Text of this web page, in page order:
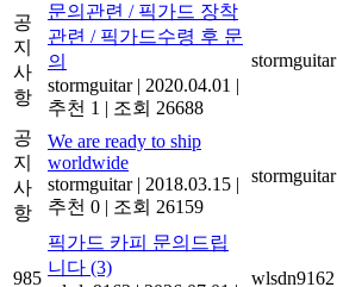
공
지
사
항
문의관련 / 픽가드 장착
관련 / 픽가드수령 후 문
의
stormguitar | 2020.04.01 |
추천 1 | 조회 26688
stormguitar
공
지
사
항
We are ready to ship
worldwide
stormguitar | 2018.03.15 |
추천 0 | 조회 26159
stormguitar
985
픽가드 카피 문의드립
니다 (3)
wlsdn9162